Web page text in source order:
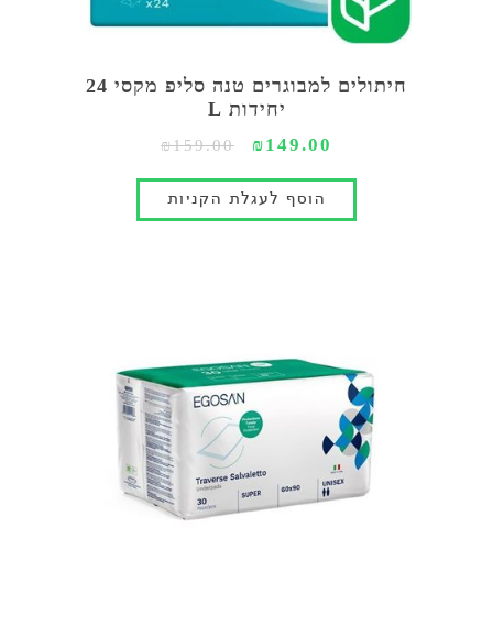
חיתולים למבוגרים טנה סליפ מקסי 24
יחידות L
₪149.00
₪159.00